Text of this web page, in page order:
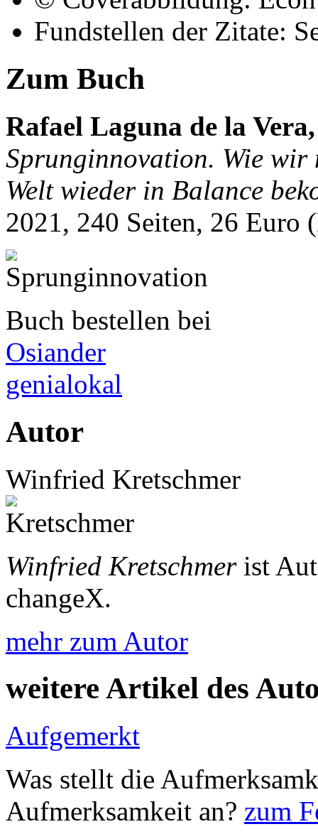
Fundstellen der Zitate:
Zum Buch
Rafael Laguna de la
Sprunginnovation. Wie wir
Welt wieder in Balance
2021, 240 Seiten, 26
Buch bestellen bei
Osiander
genialokal
Autor
Winfried Kretschmer
Winfried Kretschmerist
changeX.
mehr zum Autor
weitere Artikel des
Aufgemerkt
Was stellt die
Aufmerksamkeit an? zum